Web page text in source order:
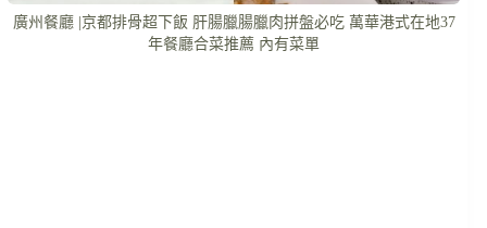
廣州餐廳 |京都排骨超下飯 肝腸臘腸臘肉拼盤必吃 萬華港式在地37
年餐廳合菜推薦 內有菜單